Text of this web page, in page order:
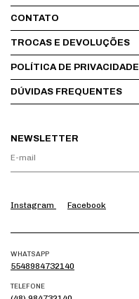
CONTATO
TROCAS E DEVOLUÇÕES
POLÍTICA DE PRIVACIDADE
DÚVIDAS FREQUENTES
NEWSLETTER
Instagram Facebook
WHATSAPP
5548984732140
TELEFONE